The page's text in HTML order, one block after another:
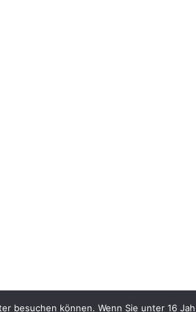
besuchen können. Wenn Sie unter 16